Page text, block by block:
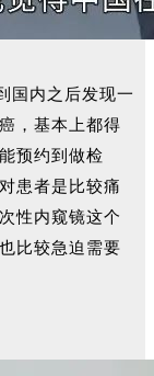
国内之后发现一
，基本上都得
预约到做检
患者是比较痛
性内窥镜这个
比较急迫需要